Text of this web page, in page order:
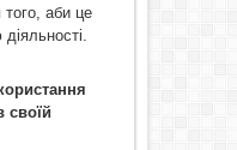
аби це
своїй